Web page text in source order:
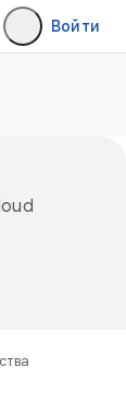
Войти